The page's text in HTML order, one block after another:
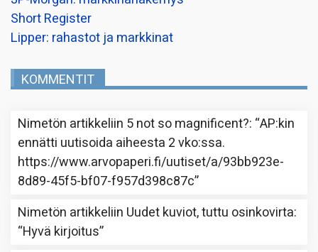
Short Register
Lipper: rahastot ja markkinat
KOMMENTIT
Nimetön artikkeliin 5 not so magnificent?: “AP:kin
ennätti uutisoida aiheesta 2 vko:ssa.
https://www.arvopaperi.fi/uutiset/a/93bb923e-
8d89-45f5-bf07-f957d398c87c”
Nimetön artikkeliin Uudet kuviot, tuttu osinkovirta:
“Hyvä kirjoitus”